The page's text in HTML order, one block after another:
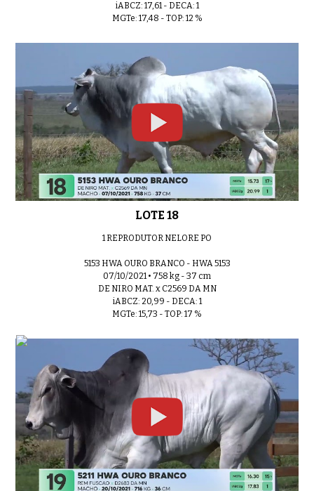
iABCZ: 17,61 - DECA: 1
MGTe: 17,48 - TOP: 12 %
LOTE 18
1 REPRODUTOR NELORE PO
5153 HWA OURO BRANCO - HWA 5153
07/10/2021 • 758 kg - 37 cm
DE NIRO MAT. x C2569 DA MN
iABCZ: 20,99 - DECA: 1
MGTe: 15,73 - TOP: 17 %